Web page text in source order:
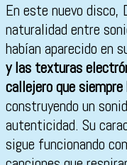
En este nuevo disco,
naturalidad entre
habían aparecido en
y las texturas
callejero que
construyendo un
autenticidad. Su
sigue funcionando